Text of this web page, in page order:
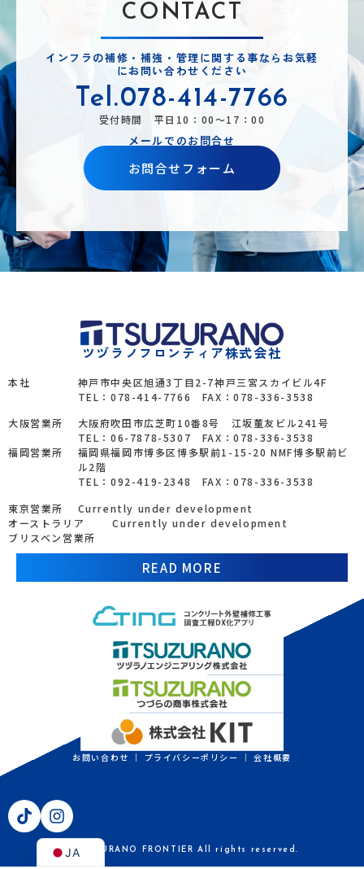
CONTACT
インフラの補修・補強・管理に関する事ならお気軽
にお問い合わせください
Tel.078-414-7766
受付時間 平日10：00～17：00
メールでのお問合せ
お問合せフォーム
ツヅラノフロンティア株式会社
本社
神戸市中央区旭通3丁目2-7神戸三宮スカイビル4F
TEL：078-414-7766 FAX：078-336-3538
大阪営業所
大阪府吹田市広芝町10番8号 江坂董友ビル241号
TEL：06-7878-5307 FAX：078-336-3538
福岡営業所
福岡県福岡市博多区博多駅前1-15-20 NMF博多駅前ビ
ル2階
TEL：092-419-2348 FAX：078-336-3538
東京営業所
Currently under development
オーストラリア
ブリスベン営業所
Currently under development
READ MORE
お問い合わせ ｜ プライバシーポリシー ｜会社概要
©TSUZURANO FRONTIER All rights reserved.
JA
EN